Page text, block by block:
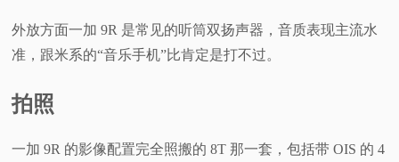
外放方面一加 9R 是常见的听筒双扬声器，音质表现主流水
准，跟米系的“音乐手机”比肯定是打不过。
拍照
一加 9R 的影像配置完全照搬的 8T 那一套，包括带 OIS 的 4